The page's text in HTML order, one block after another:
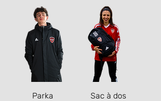
Parka
Sac à dos